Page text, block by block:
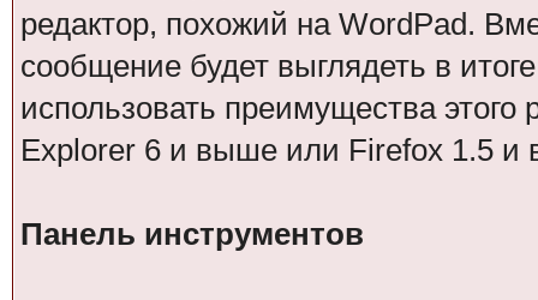
редактор, похожий на WordPad.
сообщение будет выглядеть в
использовать преимущества этого
Explorer 6 и выше или Firefox 1.5 и
Панель инструментов